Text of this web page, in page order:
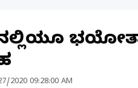
2020 09:28:00 AM